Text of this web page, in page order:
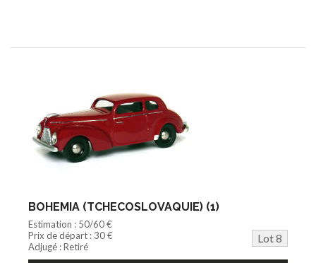
BOHEMIA (TCHECOSLOVAQUIE) (1)
Estimation : 50/60 €
Prix de départ : 30 €
Lot 8
Adjugé : Retiré